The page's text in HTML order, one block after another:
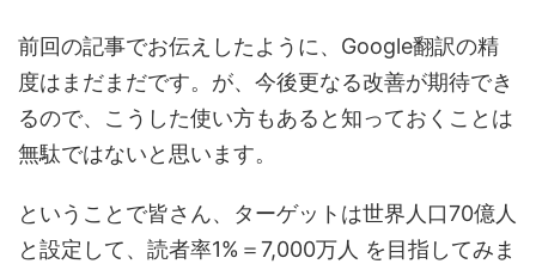
前回の記事でお伝えしたように、Google翻訳の精
度はまだまだです。が、今後更なる改善が期待でき
るので、こうした使い方もあると知っておくことは
無駄ではないと思います。
ということで皆さん、ターゲットは世界人口70億人
と設定して、読者率1%＝7,000万人 を目指してみま